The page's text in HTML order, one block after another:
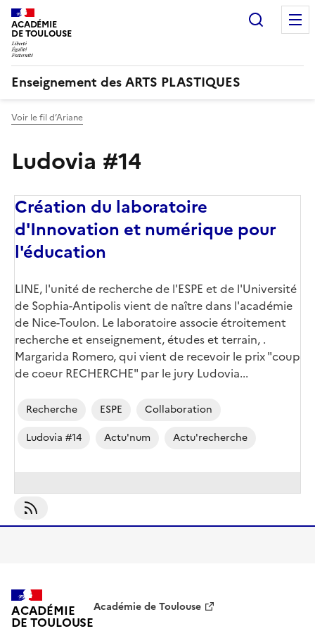
ACADÉMIE
DE TOULOUSE
Enseignement des ARTS PLASTIQUES
Voir le fil d’Ariane
Ludovia #14
Création du laboratoire
d'Innovation et numérique pour
l'éducation
LINE, l'unité de recherche de l'ESPE et de l'Université
de Sophia-Antipolis vient de naître dans l'académie
de Nice-Toulon. Le laboratoire associe étroitement
recherche et enseignement, études et terrain, .
Margarida Romero, qui vient de recevoir le prix "coup
de coeur RECHERCHE" par le jury Ludovia...
Recherche ESPE
Collaboration
Ludovia #14
Actu'num Actu'recherche
S'abonner À Ludovia #14
ACADÉMIE
DE TOULOUSE
Académie de Toulouse